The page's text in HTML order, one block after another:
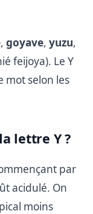
, goyave, yuzu,
feijoya). Le Y
mot selon les
lettre Y ?
par
acidulé. On
moins